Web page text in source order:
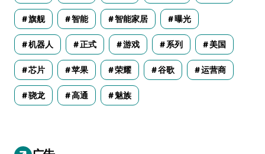
旗舰 智能 智能家居 曝光
机器人 正式 游戏 系列 美国
芯片 苹果 荣耀 谷歌 运营商
骁龙 高通 魅族